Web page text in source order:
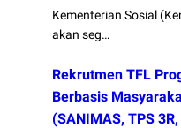
Kementerian Sosial
akan seg…
Rekrutmen TFL
Berbasis
(SANIMAS, TPS